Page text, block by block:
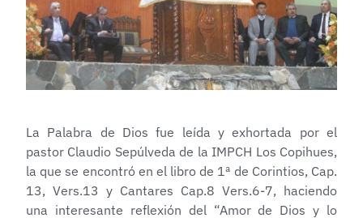
La Palabra de Dios fue leída y exhortada por el
pastor Claudio Sepúlveda de la IMPCH Los Copihues,
la que se encontró en el libro de 1ª de Corintios, Cap.
13, Vers.13 y Cantares Cap.8 Vers.6-7, haciendo
una interesante reflexión del “Amor de Dios y lo